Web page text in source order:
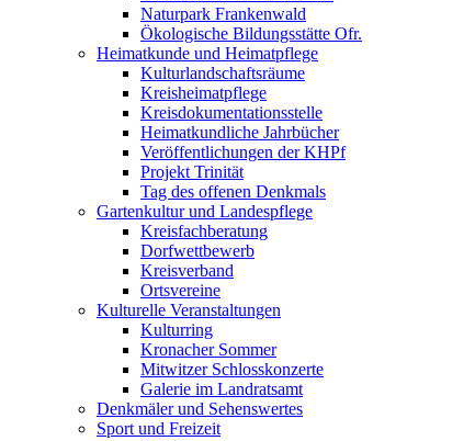
Naturpark Frankenwald
Ökologische Bildungsstätte Ofr.
Heimatkunde und Heimatpflege
Kulturlandschaftsräume
Kreisheimatpflege
Kreisdokumentationsstelle
Heimatkundliche Jahrbücher
Veröffentlichungen der KHPf
Projekt Trinität
Tag des offenen Denkmals
Gartenkultur und Landespflege
Kreisfachberatung
Dorfwettbewerb
Kreisverband
Ortsvereine
Kulturelle Veranstaltungen
Kulturring
Kronacher Sommer
Mitwitzer Schlosskonzerte
Galerie im Landratsamt
Denkmäler und Sehenswertes
Sport und Freizeit